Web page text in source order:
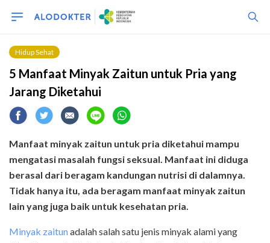
Hidup Sehat
5 Manfaat Minyak Zaitun untuk Pria yang
Jarang Diketahui
Manfaat minyak zaitun untuk pria diketahui mampu
mengatasi masalah fungsi seksual. Manfaat ini diduga
berasal dari beragam kandungan nutrisi di dalamnya.
Tidak hanya itu, ada beragam manfaat minyak zaitun
lain yang juga baik untuk kesehatan pria.
Minyak zaitunadalah salah satu jenis minyak alami yang